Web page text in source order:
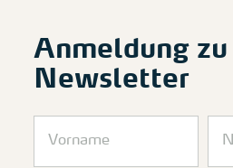
Anmeldung zu
Newsletter